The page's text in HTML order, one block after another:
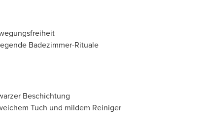
Badezimmer-Rituale
Beschichtung
Tuch und mildem Reiniger